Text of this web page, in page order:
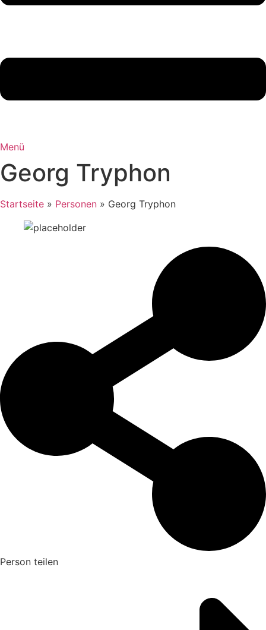
Menü
Georg Tryphon
Startseite » Personen » Georg Tryphon
Person teilen